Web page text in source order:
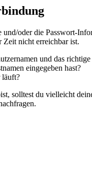
und/oder die Passwort-
Zeit nicht erreichbar ist.
und das richtige
eingegeben hast?
läuft?
solltest du vielleicht